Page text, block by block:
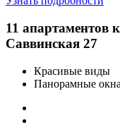
11 апартаментов
Саввинская 27
Красивые виды
Панорамные окна